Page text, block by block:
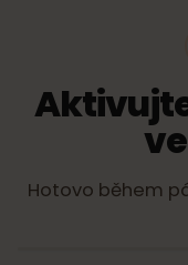
ve
Hotovo během